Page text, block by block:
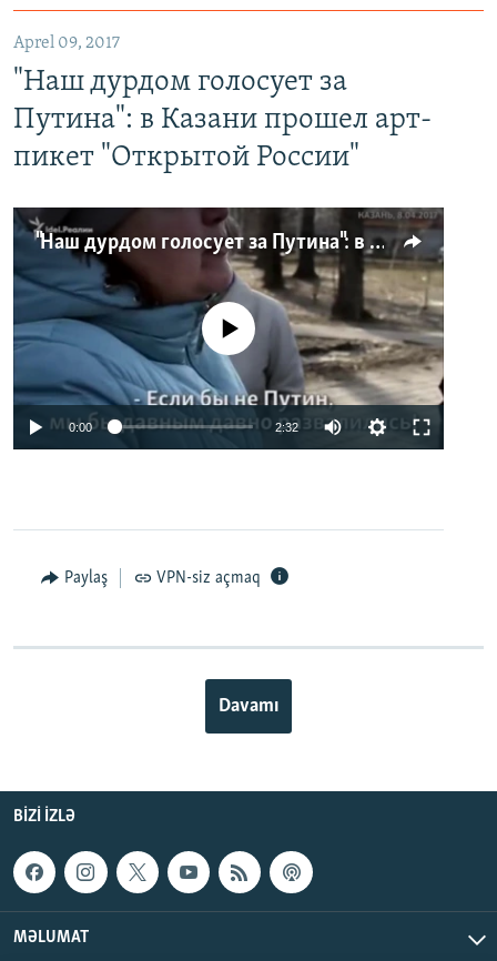
Aprel 09, 2017
"Наш дурдом голосует за
Путина": в Казани прошел арт-
пикет "Открытой России"
"Наш дурдом голосует за Путина": в Казани прошел арт-пикет "Открытой России"
No media source currently available
0:00 2:32
Paylaş VPN-siz açmaq
Davamı
BIZI IZLƏ
MƏLUMAT